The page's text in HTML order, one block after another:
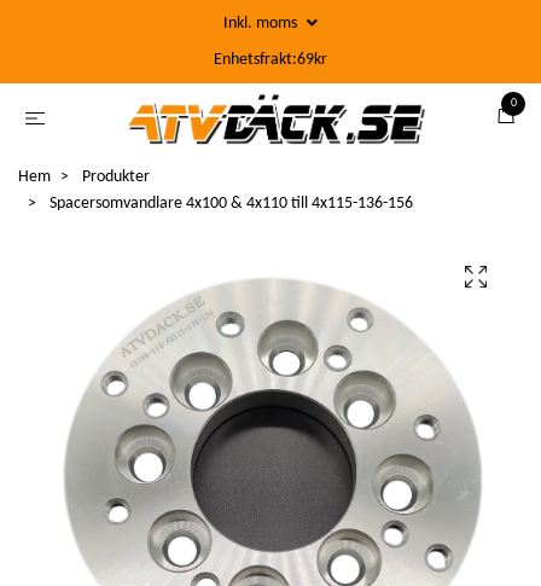
Inkl. moms
Enhetsfrakt:69kr
0
Hem
Produkter
Spacersomvandlare 4x100 & 4x110 till 4x115-136-156